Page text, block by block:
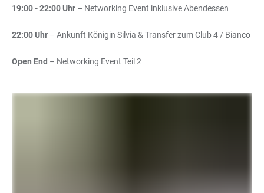
19:00 - 22:00 Uhr – Networking Event inklusive Abendessen
22:00 Uhr – Ankunft Königin Silvia & Transfer zum Club 4 / Bianco
Open End – Networking Event Teil 2